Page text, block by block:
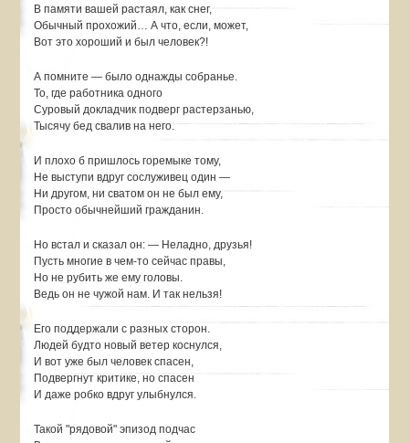
В памяти вашей растаял, как снег,
Обычный прохожий… А что, если, может,
Вот это хороший и был человек?!
А помните — было однажды собранье.
То, где работника одного
Суровый докладчик подверг растерзанью,
Тысячу бед свалив на него.
И плохо б пришлось горемыке тому,
Не выступи вдруг сослуживец один —
Ни другом, ни сватом он не был ему,
Просто обычнейший гражданин.
Но встал и сказал он: — Неладно, друзья!
Пусть многие в чем-то сейчас правы,
Но не рубить же ему головы.
Ведь он не чужой нам. И так нельзя!
Его поддержали с разных сторон.
Людей будто новый ветер коснулся,
И вот уже был человек спасен,
Подвергнут критике, но спасен
И даже робко вдруг улыбнулся.
Такой "рядовой" эпизод подчас